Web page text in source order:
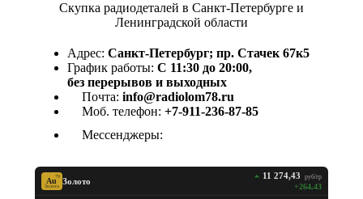
Скупка радиодеталей в Санкт-Петербурге и
Ленинградской области
Адрес: Санкт-Петербург; пр. Стачек 67к5
График работы: С 11:30 до 20:00,
без перерывов и выходных
Почта: info@radiolom78.ru
Моб. телефон: +7-911-236-87-85
Мессенджеры:
79
Au
Золото Золото
11 274,43 руб/гр
+264,43